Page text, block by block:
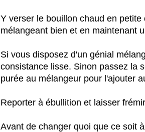
Y verser le bouillon chaud en
mélangeant bien et en maintenant
Si vous disposez d'un génial
consistance lisse. Sinon passez la
purée au mélangeur pour l'ajouter
Reporter à ébullition et laisser
Avant de changer quoi que ce soit